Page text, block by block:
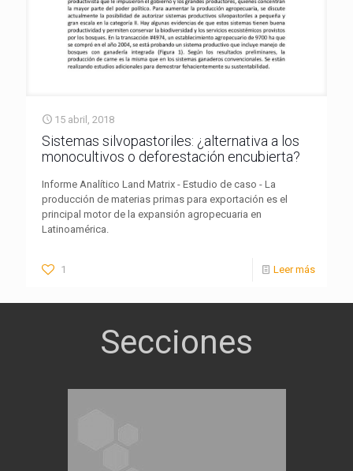
15 abril, 2018
Sistemas silvopastoriles: ¿alternativa a los
monocultivos o deforestación encubierta?
Informe Analítico Land Matrix - Estudio de caso - La
producción de materias primas para exportación es el
principal motor de la expansión agropecuaria en
Latinoamérica.
1 Leer más